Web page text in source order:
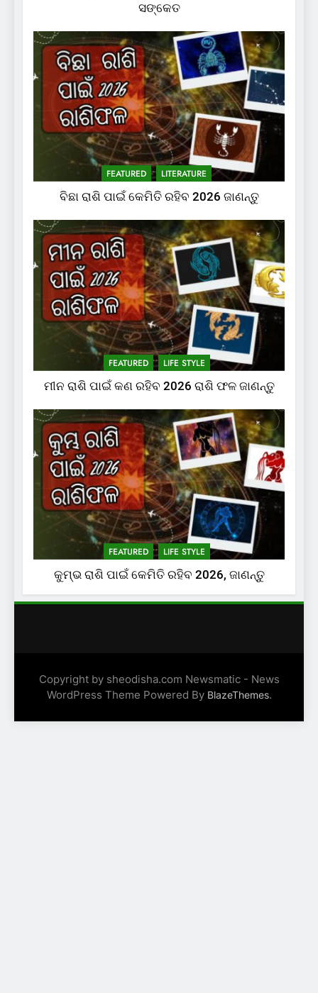
ସଙ୍କେତ
FEATURED LITERATURE
ବିଛା ରାଶି ପାଇଁ କେମିତି ରହିବ 2026 ଜାଣନ୍ତୁ
FEATURED LIFE STYLE
ମୀନ ରାଶି ପାଇଁ କଣ ରହିବ 2026 ରାଶି ଫଳ ଜାଣନ୍ତୁ
FEATURED LIFE STYLE
କୁମ୍ଭ ରାଶି ପାଇଁ କେମିତି ରହିବ 2026, ଜାଣନ୍ତୁ
Copyright by sheodisha.com Newsmatic - News
WordPress Theme Powered By BlazeThemes.